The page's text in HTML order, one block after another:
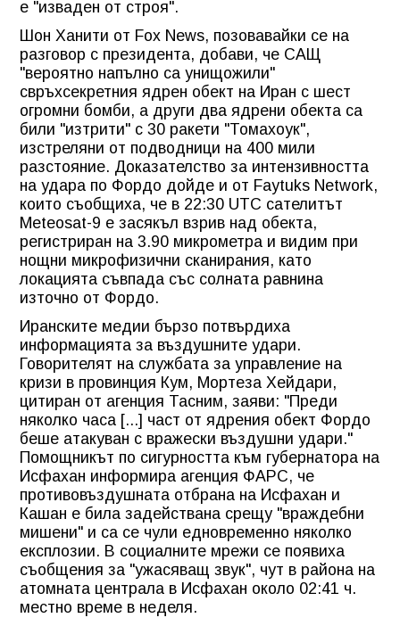
е "изваден от строя".
Шон Ханити от Fox News, позовавайки се на
разговор с президента, добави, че САЩ
"вероятно напълно са унищожили"
свръхсекретния ядрен обект на Иран с шест
огромни бомби, а други два ядрени обекта са
били "изтрити" с 30 ракети "Томахоук",
изстреляни от подводници на 400 мили
разстояние. Доказателство за интензивността
на удара по Фордо дойде и от Faytuks Network,
които съобщиха, че в 22:30 UTC сателитът
Meteosat-9 е засякъл взрив над обекта,
регистриран на 3.90 микрометра и видим при
нощни микрофизични сканирания, като
локацията съвпада със солната равнина
източно от Фордо.
Иранските медии бързо потвърдиха
информацията за въздушните удари.
Говорителят на службата за управление на
кризи в провинция Кум, Мортеза Хейдари,
цитиран от агенция Тасним, заяви: "Преди
няколко часа [...] част от ядрения обект Фордо
беше атакуван с вражески въздушни удари."
Помощникът по сигурността към губернатора на
Исфахан информира агенция ФАРС, че
противовъздушната отбрана на Исфахан и
Кашан е била задействана срещу "враждебни
мишени" и са се чули едновременно няколко
експлозии. В социалните мрежи се появиха
съобщения за "ужасяващ звук", чут в района на
атомната централа в Исфахан около 02:41 ч.
местно време в неделя.